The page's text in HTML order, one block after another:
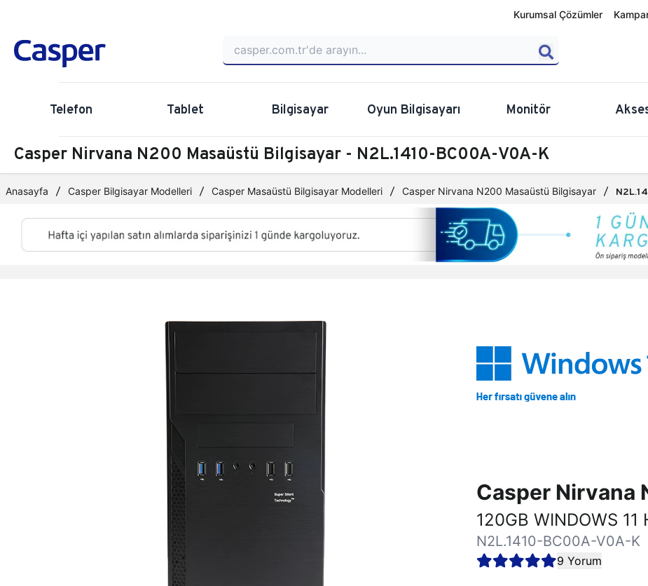
Kurumsal Çözümler
Telefon Tablet Bilgisayar Oyun Bilgisayarı Monitör
Casper Nirvana N200 Masaüstü Bilgisayar - N2L.1410-BC00A-V0A-K
Anasayfa Casper Bilgisayar Modelleri Casper Masaüstü Bilgisayar Modelleri Casper Nirvana N200 Masaüstü Bilgisayar
Casper Nirvana
120GB WINDOWS 11
N2L.1410-BC00A-V0A-K
9 Yorum